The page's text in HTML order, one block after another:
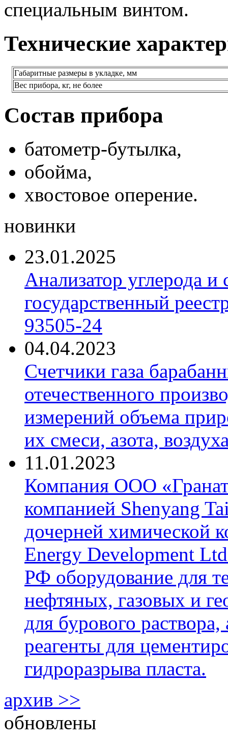
специальным винтом.
Технические
Габаритные размеры в укладке, мм
Вес прибора, кг, не более
Состав прибора
батометр-бутылка,
обойма,
хвостовое оперение.
новинки
23.01.2025
Анализатор углерода
государственный
93505-24
04.04.2023
Счетчики газа
отечественного
измерений объема
их смеси, азота,
11.01.2023
Компания ООО
компанией Shenyang
дочерней химической
Energy Development
РФ оборудование для
нефтяных, газовых и
для бурового
реагенты для
гидроразрыва пласта.
архив >>
обновлены